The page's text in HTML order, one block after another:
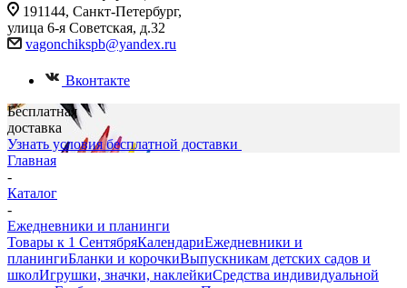
191144, Санкт-Петербург,
улица 6-я Советская, д.32
vagonchikspb@yandex.ru
Вконтакте
Бесплатная
доставка
Узнать условия бесплатной доставки
Главная
-
Каталог
-
Ежедневники и планинги
Товары к 1 СентябряКалендариЕжедневники и
планингиБланки и корочкиВыпускникам детских садов и
школИгрушки, значки, наклейкиСредства индивидуальной